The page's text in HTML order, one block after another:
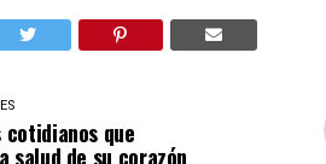
cotidianos que
salud de su corazón